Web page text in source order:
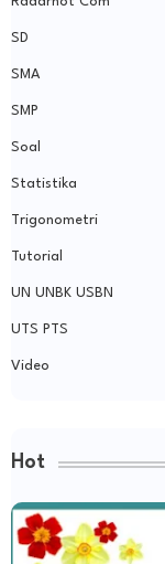
SD
SMA
SMP
Soal
Statistika
Trigonometri
Tutorial
UN UNBK USBN
UTS PTS
Video
Hot